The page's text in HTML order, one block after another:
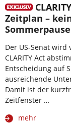
Zeitplan –
Sommerpause
Der US-Senat
CLARITY Act
Entscheidung auf
ausreichende
Damit ist der
Zeitfenster …
mehr